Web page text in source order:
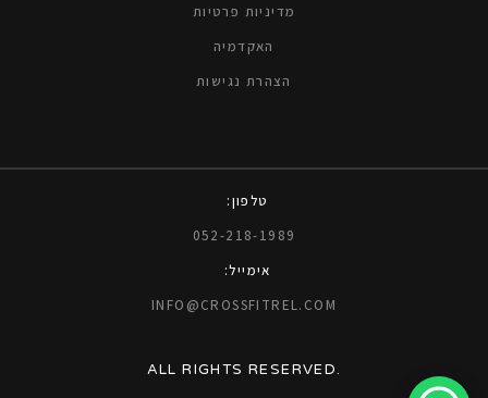
מדיניות פרטיות
האקדמיה
הצהרת נגישות
טלפון:
052-218-1989
אימייל:
INFO@CROSSFITREL.COM
ALL RIGHTS RESERVED.